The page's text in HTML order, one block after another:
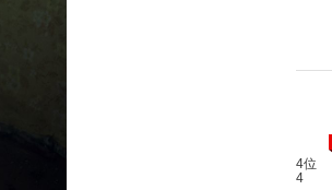
4位
4